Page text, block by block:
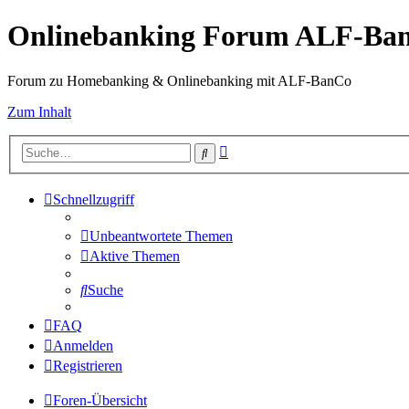
Onlinebanking Forum ALF-
Forum zu Homebanking & Onlinebanking mit ALF-BanCo
Zum Inhalt
Suche
Schnellzugriff
Unbeantwortete Themen
Aktive Themen
Suche
FAQ
Anmelden
Registrieren
Foren-Übersicht